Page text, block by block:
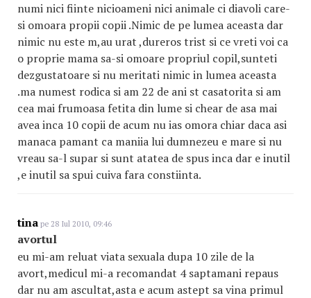
numi nici fiinte nicioameni nici animale ci diavoli care-
si omoara propii copii .Nimic de pe lumea aceasta dar
nimic nu este m,au urat ,dureros trist si ce vreti voi ca
o proprie mama sa-si omoare propriul copil,sunteti
dezgustatoare si nu meritati nimic in lumea aceasta
.ma numest rodica si am 22 de ani st casatorita si am
cea mai frumoasa fetita din lume si chear de asa mai
avea inca 10 copii de acum nu ias omora chiar daca asi
manaca pamant ca maniia lui dumnezeu e mare si nu
vreau sa-l supar si sunt atatea de spus inca dar e inutil
,e inutil sa spui cuiva fara constiinta.
tina pe 28 Iul 2010, 09:46
avortul
eu mi-am reluat viata sexuala dupa 10 zile de la
avort,medicul mi-a recomandat 4 saptamani repaus
dar nu am ascultat,asta e acum astept sa vina primul